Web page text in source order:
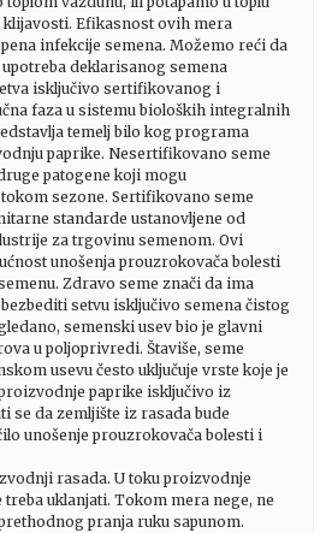
Efikasnost ovih mera
infekcije semena. Možemo reći da
deklarisanog semena
isključivo sertifikovanog i
faza u sistemu bioloških integralnih
temelj bilo kog programa
paprike. Nesertifikovano seme
patogene koji mogu
sezone. Sertifikovano seme
standarde ustanovljene od
za trgovinu semenom. Ovi
unošenja prouzrokovača bolesti
Zdravo seme znači da ima
setvu isključivo semena čistog
semenski usev bio je glavni
u poljoprivredi. Štaviše, seme
usevu često uključuje vrste koje je
paprike isključivo iz
se da zemljište iz rasada bude
unošenje prouzrokovača bolesti i
rasada. U toku proizvodnje
uklanjati. Tokom mera nege, ne
pranja ruku sapunom.